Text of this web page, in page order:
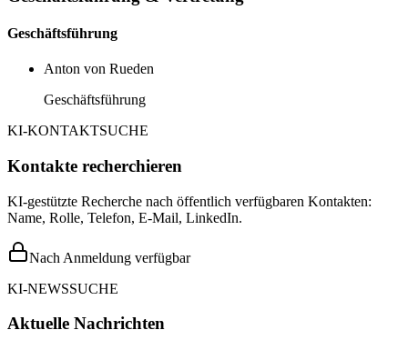
Geschäftsführung
Anton von Rueden
Geschäftsführung
KI-KONTAKTSUCHE
Kontakte recherchieren
KI-gestützte Recherche nach öffentlich verfügbaren Kontakten:
Name, Rolle, Telefon, E-Mail, LinkedIn.
Nach Anmeldung verfügbar
KI-NEWSSUCHE
Aktuelle Nachrichten